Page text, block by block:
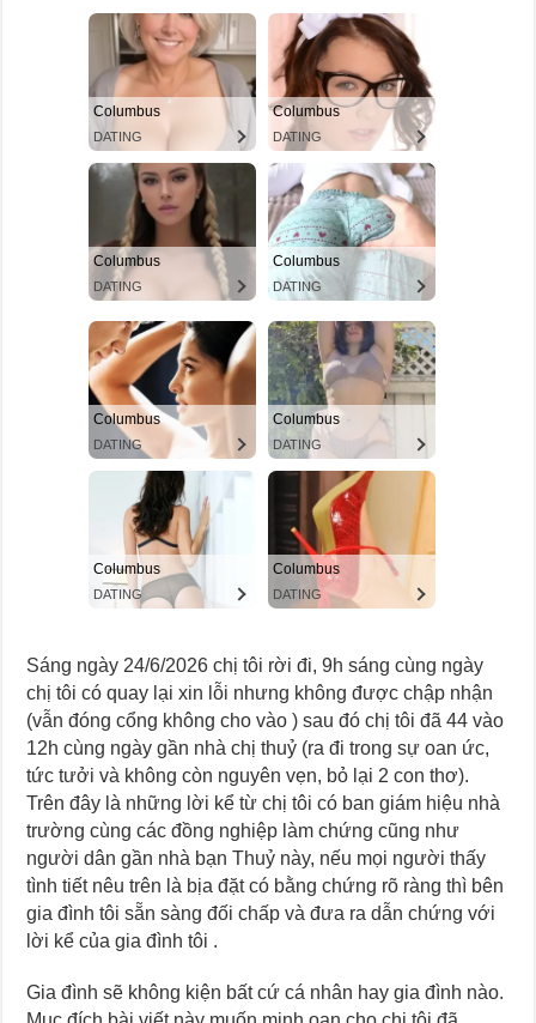
Sáng ngày 24/6/2026 chị tôi rời đi, 9h sáng cùng ngày
chị tôi có quay lại xin lỗi nhưng không được chập nhận
(vẫn đóng cổng không cho vào ) sau đó chị tôi đã 44 vào
12h cùng ngày gần nhà chị thuỷ (ra đi trong sự oan ức,
tức tưởi và không còn nguyên vẹn, bỏ lại 2 con thơ).
Trên đây là những lời kể từ chị tôi có ban giám hiệu nhà
trường cùng các đồng nghiệp làm chứng cũng như
người dân gần nhà bạn Thuỷ này, nếu mọi người thấy
tình tiết nêu trên là bịa đặt có bằng chứng rõ ràng thì bên
gia đình tôi sẵn sàng đối chấp và đưa ra dẫn chứng với
lời kể của gia đình tôi .
Gia đình sẽ không kiện bất cứ cá nhân hay gia đình nào.